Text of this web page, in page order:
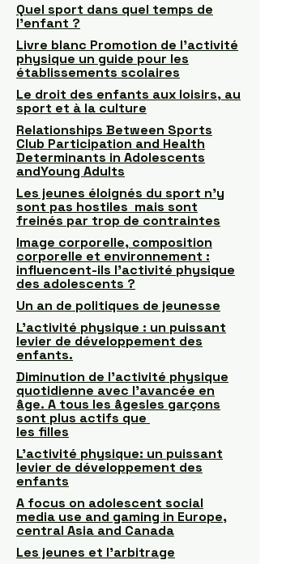
Quel sport dans quel temps de
l’enfant ?
Livre blanc Promotion de l'activité
physique un guide pour les
établissements scolaires
Le droit des enfants aux loisirs, au
sport et à la culture
Relationships Between Sports
Club Participation and Health
Determinants in Adolescents
andYoung Adults
Les jeunes éloignés du sport n’y
sont pas hostiles mais sont
freinés par trop de contraintes
Image corporelle, composition
corporelle et environnement :
influencent-ils l'activité physique
des adolescents ?
Un an de politiques de jeunesse
L’activité physique : un puissant
levier de développement des
enfants.
Diminution de l'activité physique
quotidienne avec l’avancée en
âge. A tous les âgesles garçons
sont plus actifs que
les filles
L’activité physique: un puissant
levier de développement des
enfants
A focus on adolescent social
media use and gaming in Europe,
central Asia and Canada
Les jeunes et l’arbitrage